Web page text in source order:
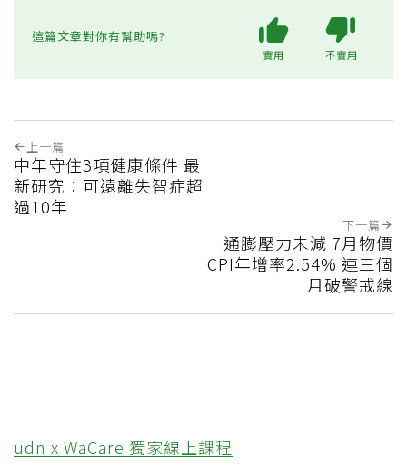
這篇文章對你有幫助嗎?
實用 不實用
上一篇
中年守住3項健康條件 最
新研究：可遠離失智症超
過10年
下一篇
通膨壓力未減 7月物價
CPI年增率2.54% 連三個
月破警戒線
udn x WaCare 獨家線上課程